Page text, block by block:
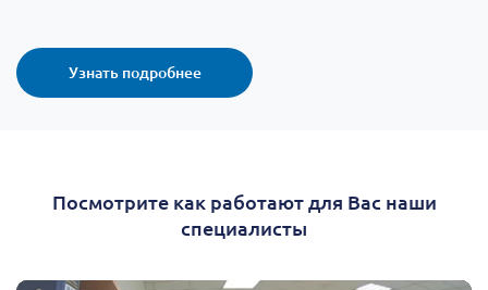
Узнать подробнее
Посмотрите как работают для Вас наши
специалисты